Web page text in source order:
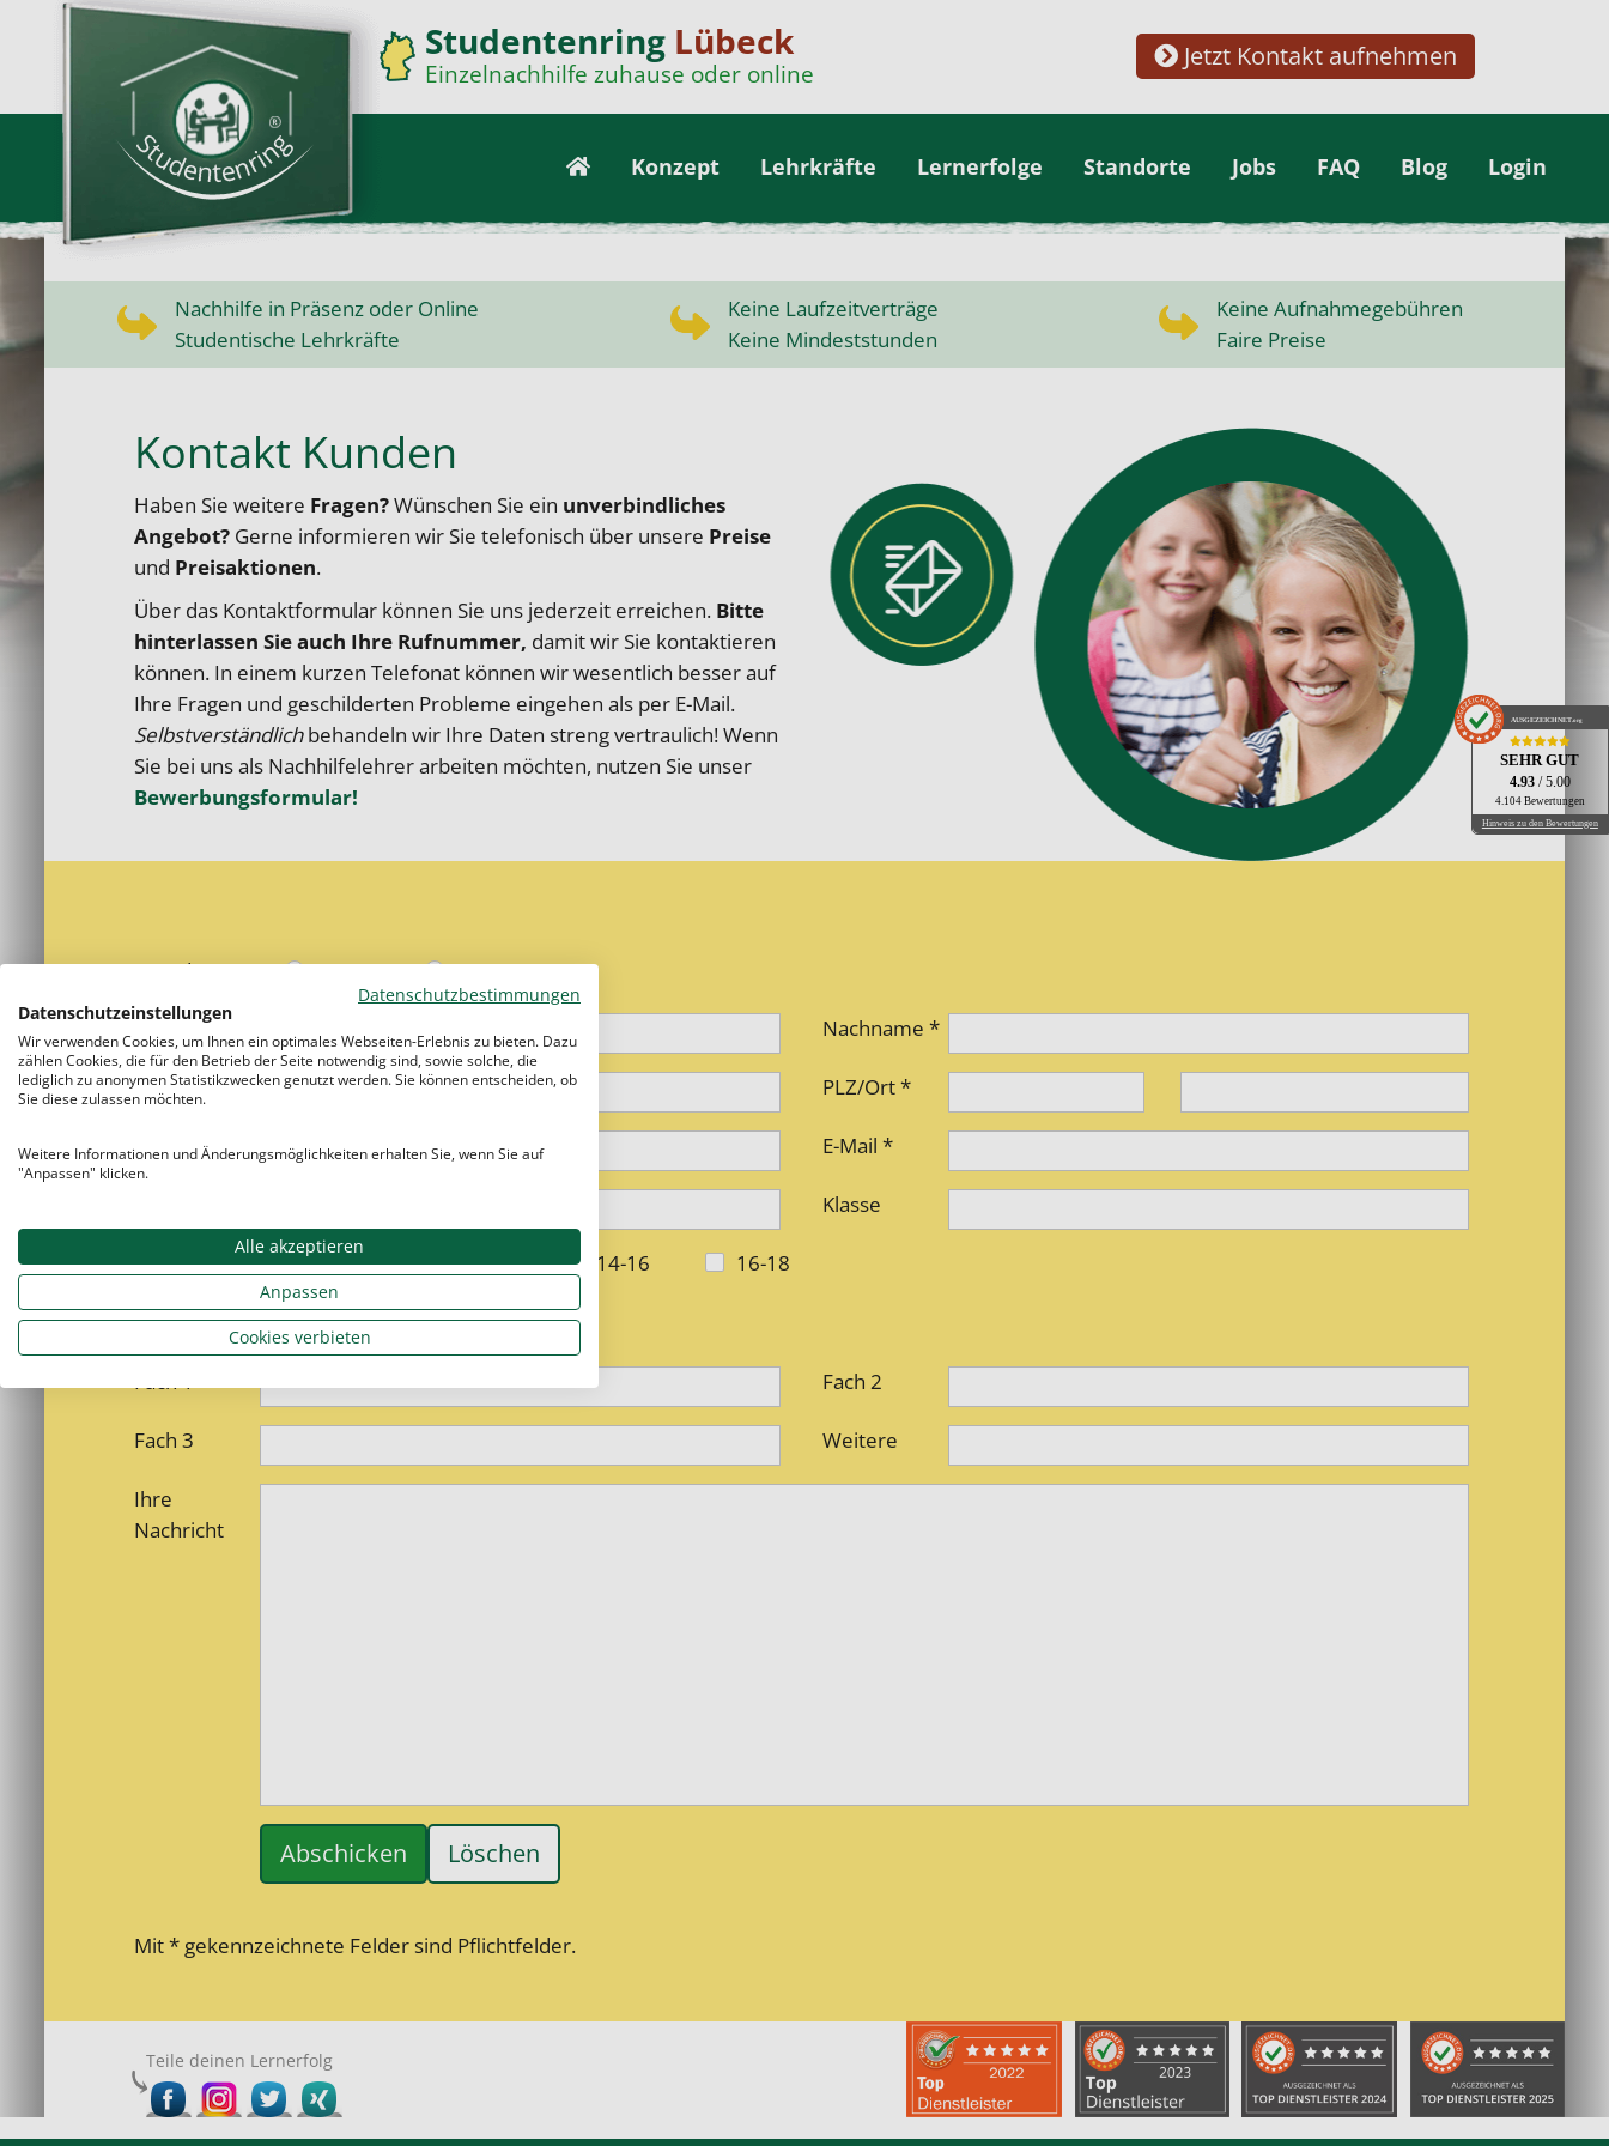
Studentenring Lübeck
Einzelnachhilfe zuhause oder online
Jetzt Kontakt aufnehmen
Konzept Lehrkräfte Lernerfolge Standorte Jobs FAQ Blog Login
Nachhilfe in Präsenz oder Online
Studentische Lehrkräfte
Keine Laufzeitverträge
Keine Mindeststunden
Keine Aufnahmegebühren
Faire Preise
Kontakt Kunden
Haben Sie weitere Fragen?Wünschen Sie ein unverbindliches
Angebot? Gerne informieren wir Sie telefonisch über unsere Preise
und Preisaktionen.
Über das Kontakt­formular können Sie uns jederzeit erreichen. Bitte
hinterlassen Sie auch Ihre Rufnummer, damit wir Sie kontaktieren
können. In einem kurzen Telefonat können wir wesentlich besser auf
Ihre Fragen und geschilderten Probleme eingehen als per E-Mail.
Selbst­verständlichbehandeln wir Ihre Daten streng vertraulich! Wenn
Sie bei uns als Nachhilfe­lehrer arbeiten möchten, nutzen Sie unser
Bewerbungs­formular!
Bitte lasse dieses Feld leer.
Bitte lasse dieses Feld leer.
Anrede Herr Frau
Vorname * Nachname *
Straße/Nr. PLZ/Ort *
Telefon E-Mail *
Klasse
Rückrufzeit 9-12 12-14 14-16 16-18
Fächer, in denen Nachhilfe benötigt wird:
Fach 1 * Fach 2
Fach 3 Weitere
Ihre
Nachricht
Löschen
Mit * gekennzeichnete Felder sind Pflichtfelder.
Teile deinen Lernerfolg
Datenschutzbestimmungen
Datenschutzeinstellungen
Wir verwenden Cookies, um Ihnen ein optimales Webseiten-Erlebnis zu bieten. Dazu
zählen Cookies, die für den Betrieb der Seite notwendig sind, sowie solche, die
lediglich zu anonymen Statistikzwecken genutzt werden. Sie können entscheiden, ob
Sie diese zulassen möchten.
Weitere Informationen und Änderungsmöglichkeiten erhalten Sie, wenn Sie auf
"Anpassen" klicken.
Alle akzeptieren
Anpassen
Cookies verbieten
AUSGEZEICHNET.org
SEHR GUT
4.93 / 5.00
4.104 Bewertungen
Hinweis zu den Bewertungen